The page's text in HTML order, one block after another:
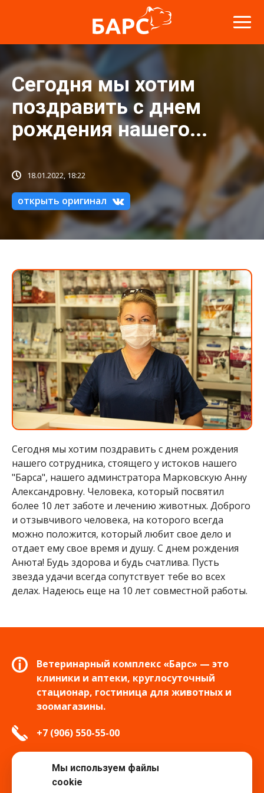
Сегодня мы хотим
поздравить с днем
рождения нашего...
18.01.2022, 18:22
открыть оригинал
Сегодня мы хотим поздравить с днем рождения
нашего сотрудника, стоящего у истоков нашего
"Барса", нашего админстратора Марковскую Анну
Александровну. Человека, который посвятил
более 10 лет заботе и лечению животных. Доброго
и отзывчивого человека, на которого всегда
можно положится, который любит свое дело и
отдает ему свое время и душу. С днем рождения
Анюта! Будь здорова и будь счатлива. Пусть
звезда удачи всегда сопутствует тебе во всех
делах. Надеюсь еще на 10 лет совместной работы.
Ветеринарный комплекс «Барс» — это
клиники и аптеки, круглосуточный
стационар, гостиница для животных и
зоомагазины.
+7 (906) 550-55-00
info.tver@bars-vet.ru
Мы используем файлы
cookie